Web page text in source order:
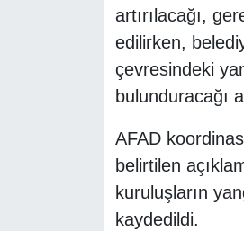
artırılacağı,
edilirken,
çevresindeki
bulunduracağı
AFAD
belirtilen
kuruluşların
kaydedildi.